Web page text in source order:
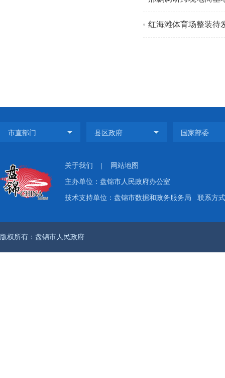
红海滩体育场整装待
关于我们 网站地图
主办单位：盘锦市人民政府办公室
技术支持单位：盘锦市数据和政务服务局 联系方
版权所有：盘锦市人民政府